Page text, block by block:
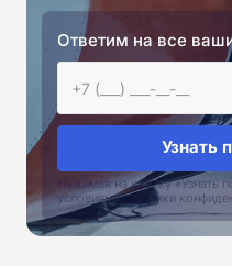
Ответим на все
Узнать
Нажимая на кнопку «Узнать
условиями политики